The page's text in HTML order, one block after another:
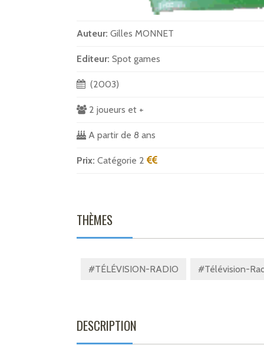
Auteur: Gilles MONNET
Editeur: Spot games
(2003)
2 joueurs et +
A partir de 8 ans
Prix: Catégorie 2
THÈMES
#TÉLÉVISION-RADIO #Télévision-
DESCRIPTION